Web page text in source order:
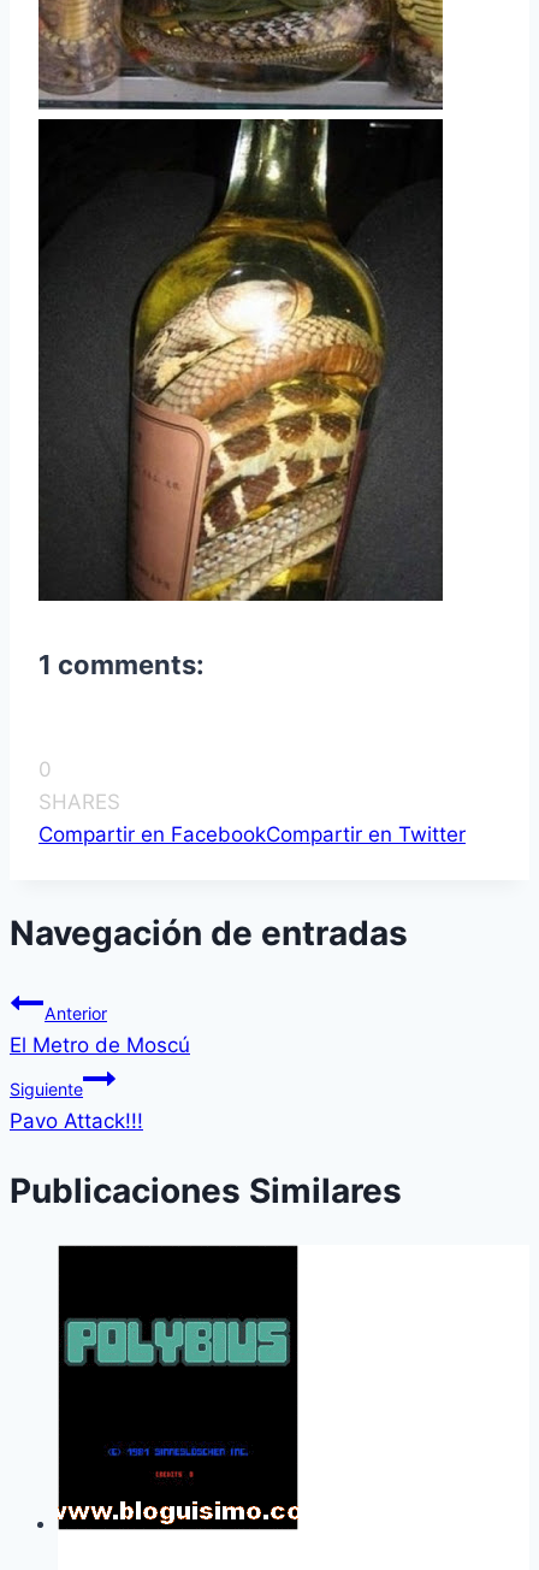
1 comments:
0
SHARES
Compartir en FacebookCompartir en Twitter
Navegación de entradas
Anterior
El Metro de Moscú
Siguiente
Pavo Attack!!!
Publicaciones Similares